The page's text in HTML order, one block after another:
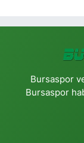
Bursaspor
Bursaspor